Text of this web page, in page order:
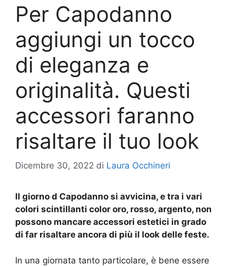
Per Capodanno
aggiungi un tocco
di eleganza e
originalità. Questi
accessori faranno
risaltare il tuo look
Dicembre 30, 2022 di Laura Occhineri
Il giorno d Capodanno si avvicina, e tra i vari
colori scintillanti color oro, rosso, argento, non
possono mancare accessori estetici in grado
di far risaltare ancora di più il look delle feste.
In una giornata tanto particolare, è bene essere